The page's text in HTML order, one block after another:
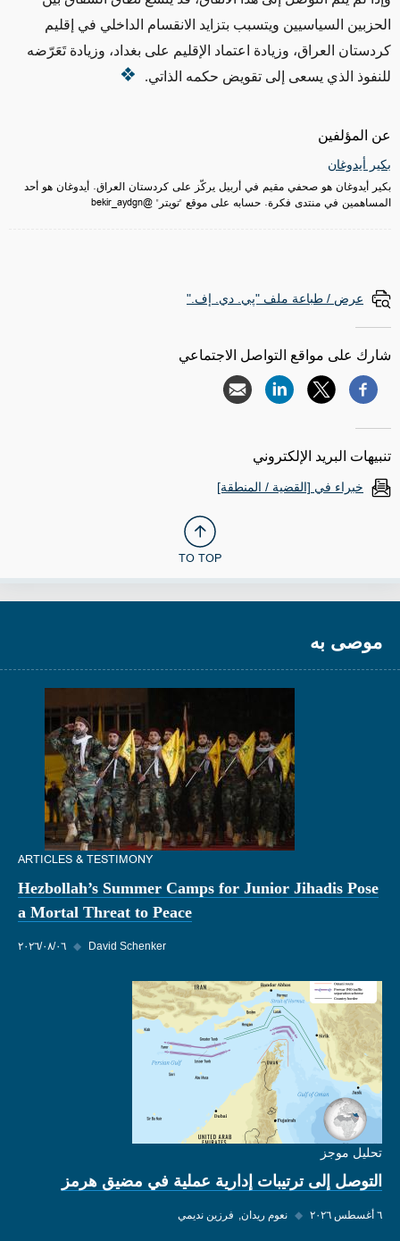
عن المؤلفين
بكير أيدوغان
بكير أيدوغان هو صحفي مقيم في أربيل يركّز على كردستان العراق. أيدوغان هو أحد
المساهمين في منتدى فكرة. حسابه على موقع "تويتر" @bekir_aydgn
الحزبين السياسيين ويتسبب بتزايد الانقسام الداخلي في إقليم
كردستان العراق، وزيادة اعتماد الإقليم على بغداد، وزيادة تَعَرّضه
للنفوذ الذي يسعى إلى تقويض حكمه الذاتي.
عرض / طباعة ملف "پي. دي. إف."
شارك على مواقع التواصل الاجتماعي
تنبيهات البريد الإلكتروني
خبراء في [القضية / المنطقة]
TO TOP
موصى به
ARTICLES & TESTIMONY
Hezbollah’s Summer Camps for Junior Jihadis Pose
a Mortal Threat to Peace
٠٦‏/٠٨‏/٢٠٢٦ ◆ David Schenker
تحليل موجز
التوصل إلى ترتيبات إدارية عملية في مضيق هرمز
٦ أغسطس ٢٠٢٦ ◆ نعوم ريدان فرزين نديمي